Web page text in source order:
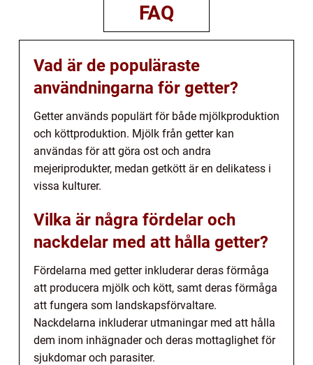
FAQ
Vad är de populäraste
användningarna för getter?
Getter används populärt för både mjölkproduktion
och köttproduktion. Mjölk från getter kan
användas för att göra ost och andra
mejeriprodukter, medan getkött är en delikatess i
vissa kulturer.
Vilka är några fördelar och
nackdelar med att hålla getter?
Fördelarna med getter inkluderar deras förmåga
att producera mjölk och kött, samt deras förmåga
att fungera som landskapsförvaltare.
Nackdelarna inkluderar utmaningar med att hålla
dem inom inhägnader och deras mottaglighet för
sjukdomar och parasiter.